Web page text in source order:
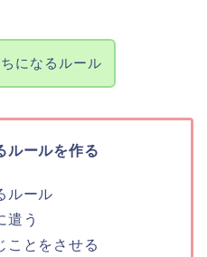
になるルール
ルールを作る
ルール
う
とをさせる